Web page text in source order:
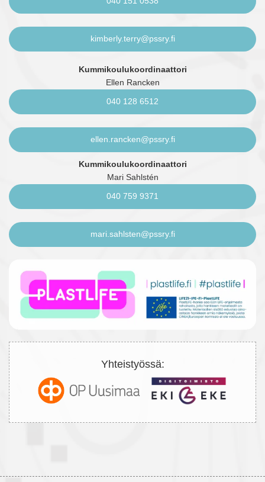
kimberly.terry@pssry.fi
Kummikoulukoordinaattori
Ellen Rancken
040 128 6512
ellen.rancken@pssry.fi
Kummikoulukoordinaattori
Mari Sahlstén
040 759 9371
mari.sahlsten@pssry.fi
Yhteistyössä: